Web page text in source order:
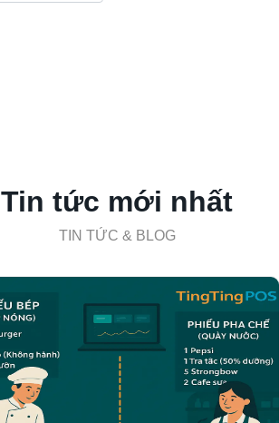
Tin tức mới nhất
TIN TỨC & BLOG